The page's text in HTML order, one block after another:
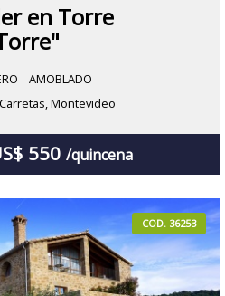
en Torre
AMOBLADO
Montevideo
550 /quincena
COD. 36253